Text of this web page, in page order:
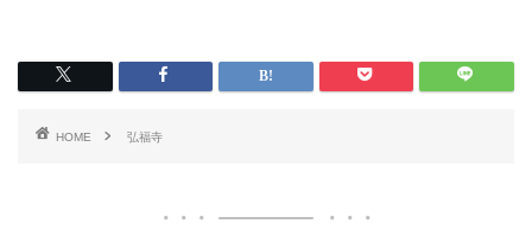
HOME 弘福寺